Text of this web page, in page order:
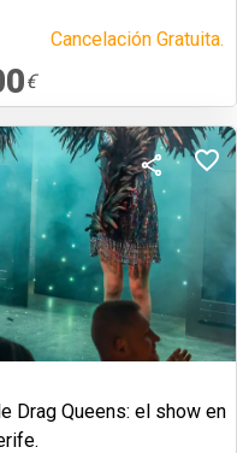
Cancelación Gratuita.
€
Drag Queens: el show en